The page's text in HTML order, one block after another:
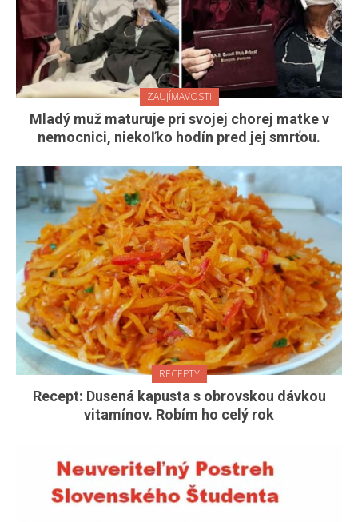
ZAUJÍMAVOSTI
Mladý muž maturuje pri svojej chorej matke v
nemocnici, niekoľko hodín pred jej smrťou.
RECEPTY
Recept: Dusená kapusta s obrovskou dávkou
vitamínov. Robím ho celý rok